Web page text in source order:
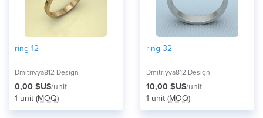
ring 12
Dmitriyya812 Design
0,00 $US/unit
1 unit (MOQ)
ring 32
Dmitriyya812 Design
10,00 $US/unit
1 unit (MOQ)